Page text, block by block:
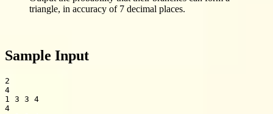
triangle, in accuracy of 7 decimal places.
Sample Input
2
4
1 3 3 4
4